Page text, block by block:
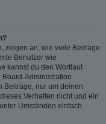
zeigen an, wie viele Beiträge
Benutzer wie
kannst du den Wortlaut
Administration
Beiträge, nur um deinen
Verhalten nicht und ein
Umständen einfach